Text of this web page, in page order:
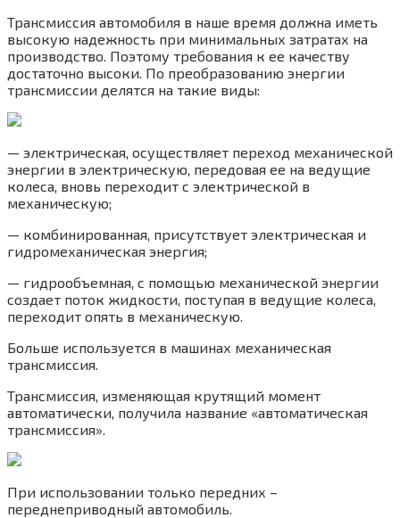
Трансмиссия автомобиля в наше время должна иметь
высокую надежность при минимальных затратах на
производство. Поэтому требования к ее качеству
достаточно высоки. По преобразованию энергии
трансмиссии делятся на такие виды:
— электрическая, осуществляет переход механической
энергии в электрическую, передовая ее на ведущие
колеса, вновь переходит с электрической в
механическую;
— комбинированная, присутствует электрическая и
гидромеханическая энергия;
— гидрообъемная, с помощью механической энергии
создает поток жидкости, поступая в ведущие колеса,
переходит опять в механическую.
Больше используется в машинах механическая
трансмиссия.
Трансмиссия, изменяющая крутящий момент
автоматически, получила название «автоматическая
трансмиссия».
При использовании только передних –
переднеприводный автомобиль.